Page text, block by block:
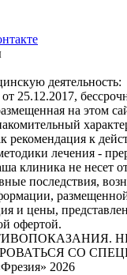
деятельность:
25.12.2017,
на этом
рекомендация к
лечения -
клиника не несет
последствия,
и цены,
офертой.
СО
2026